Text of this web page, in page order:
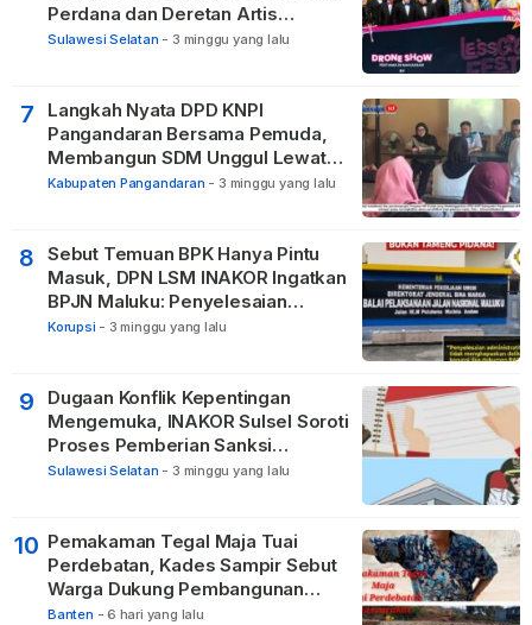
Perdana dan Deretan Artis
Nasional
Sulawesi Selatan - 3 minggu yang lalu
7
Langkah Nyata DPD KNPI
Pangandaran Bersama Pemuda,
Membangun SDM Unggul Lewat
Pendidikan
Kabupaten Pangandaran - 3 minggu yang lalu
8
Sebut Temuan BPK Hanya Pintu
Masuk, DPN LSM INAKOR Ingatkan
BPJN Maluku: Penyelesaian
Administratif Tidak Menghapus
Pidana
Korupsi - 3 minggu yang lalu
9
Dugaan Konflik Kepentingan
Mengemuka, INAKOR Sulsel Soroti
Proses Pemberian Sanksi
terhadap ASN di Bone
Sulawesi Selatan - 3 minggu yang lalu
10 Pemakaman Tegal Maja Tuai
Perdebatan, Kades Sampir Sebut
Warga Dukung Pembangunan
TPBU karena Dinilai Bawa Manfaat
Banten - 6 hari yang lalu